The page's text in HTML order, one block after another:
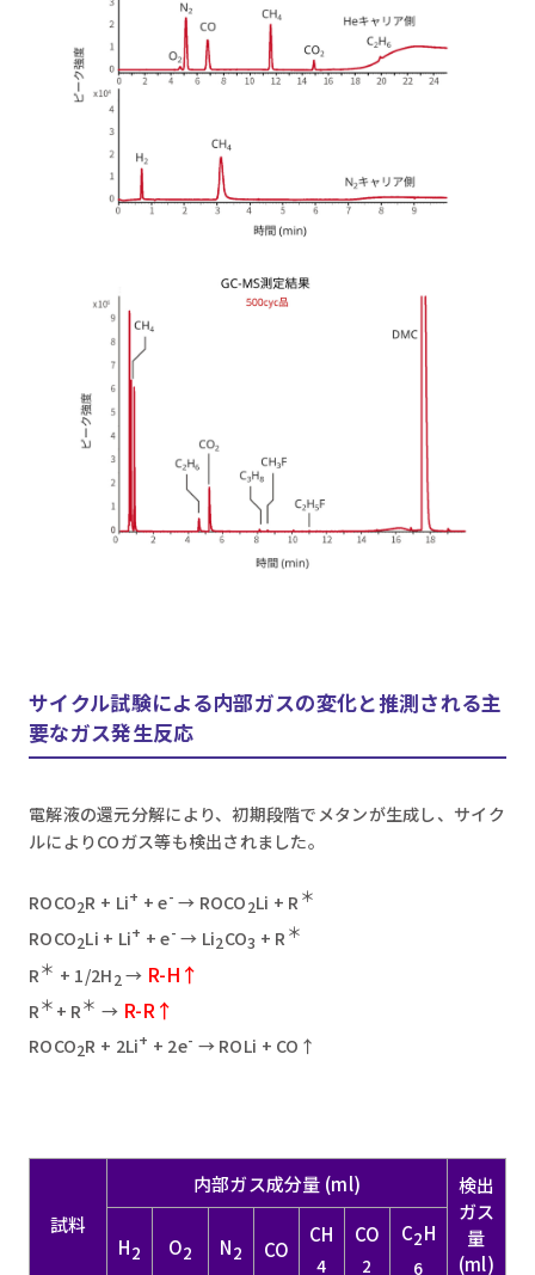
サイクル試験による内部ガスの変化と推測される主
要なガス発生反応
電解液の還元分解により、初期段階でメタンが生成し、サイク
ルによりCOガス等も検出されました。
ROCO2R + Li+ + e- → ROCO2Li + R ＊
ROCO2Li + Li+ + e- → Li2CO3 + R ＊
R＊ + 1/2H2→ R-H↑
R＊ + R＊ → R-R↑
ROCO2R + 2Li+ + 2e- → ROLi + CO↑
試料
内部ガス成分量 (ml)
検出
ガス
量
(ml)
H2 O2 N2 CO
CH
4
CO
2
C2H
6